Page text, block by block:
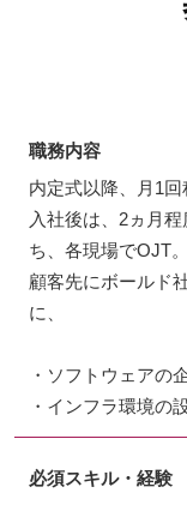
職務内容
内定式以降、月1回
入社後は、2ヵ月
ち、各現場でOJT。
顧客先にボールド
に、
・ソフトウェアの
・インフラ環境の
必須スキル・経験